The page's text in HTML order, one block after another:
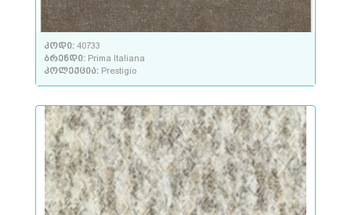
კოდი: 40733
ბრენდი: Prima Italiana
კოლექცია: Prestigio